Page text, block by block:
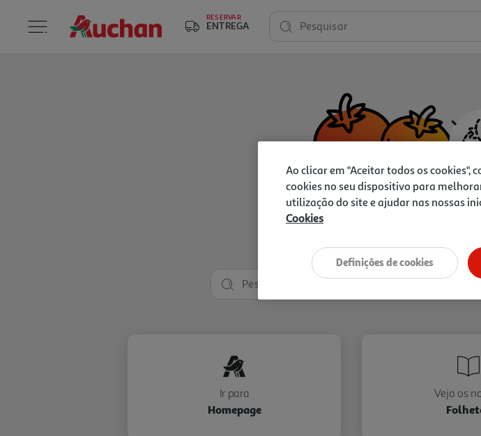
RESERVAR
ENTREGA Pesquisar
Vamos
Ir para
Homepage
Veja os
Ao clicar em "Aceitar todos os cookies",
cookies no seu dispositivo para
utilização do site e ajudar nas nossas
Cookies
Definições de cookies